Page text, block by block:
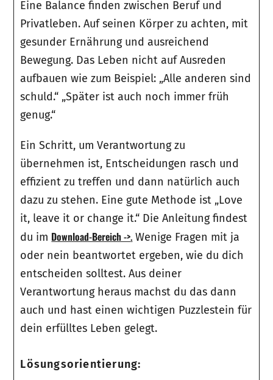
Eine Balance finden zwischen Beruf und
Privatleben. Auf seinen Körper zu achten, mit
gesunder Ernährung und ausreichend
Bewegung. Das Leben nicht auf Ausreden
aufbauen wie zum Beispiel: „Alle anderen sind
schuld.“ „Später ist auch noch immer früh
genug.“
Ein Schritt, um Verantwortung zu
übernehmen ist, Entscheidungen rasch und
effizient zu treffen und dann natürlich auch
dazu zu stehen. Eine gute Methode ist „Love
it, leave it or change it.“ Die Anleitung findest
du im Download-Bereich ->. Wenige Fragen mit ja
oder nein beantwortet ergeben, wie du dich
entscheiden solltest. Aus deiner
Verantwortung heraus machst du das dann
auch und hast einen wichtigen Puzzlestein für
dein erfülltes Leben gelegt.
Lösungsorientierung: